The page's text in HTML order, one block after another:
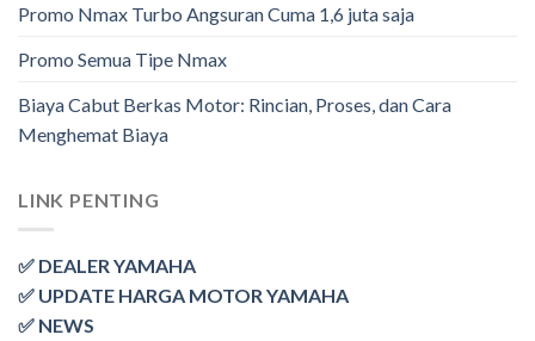
Promo Nmax Turbo Angsuran Cuma 1,6 juta saja
Promo Semua Tipe Nmax
Biaya Cabut Berkas Motor: Rincian, Proses, dan Cara
Menghemat Biaya
LINK PENTING
✅ DEALER YAMAHA
✅ UPDATE HARGA MOTOR YAMAHA
✅ NEWS